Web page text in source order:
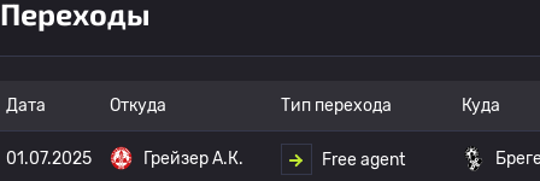
Переходы
Дата Откуда Тип перехода Куда
01.07.2025 Грейзер А.К. Free agent